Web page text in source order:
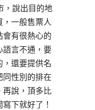
，說出目的地
，一般售票人
會有很熱心的
語言不通，要
還要提供名
同性別的排在
再說，頂多比
下就好了！